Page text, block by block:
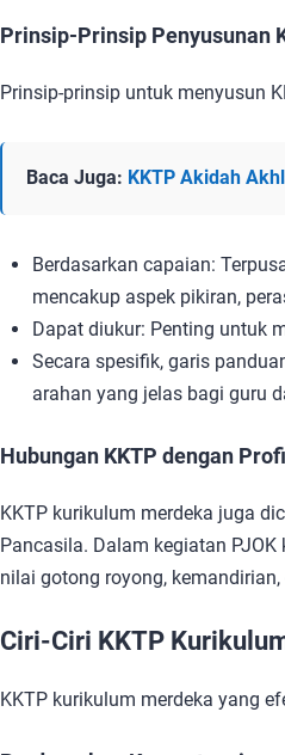
Prinsip-Prinsip Penyusunan
Prinsip-prinsip untuk menyusun
Baca Juga: KKTP Akidah
Berdasarkan capaian:
mencakup aspek pikiran,
Dapat diukur: Penting untuk
Secara spesifik, garis
arahan yang jelas bagi guru
Hubungan KKTP dengan
KKTP kurikulum merdeka juga
Pancasila. Dalam kegiatan
nilai gotong royong,
Ciri-Ciri KKTP
KKTP kurikulum merdeka yang